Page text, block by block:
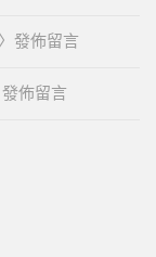
〉發佈留言
佈留言